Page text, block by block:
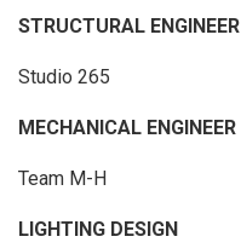
STRUCTURAL ENGINEER
Studio 265
MECHANICAL ENGINEER
Team M-H
LIGHTING DESIGN